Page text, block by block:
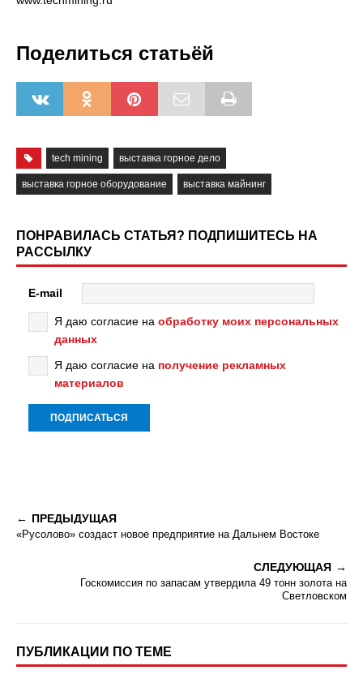
Поделиться статьёй
tech mining выставка горное дело
выставка горное оборудование выставка майнинг
ПОНРАВИЛАСЬ СТАТЬЯ? ПОДПИШИТЕСЬ НА
РАССЫЛКУ
E-mail
Я даю согласие на обработку моих персональных
данных
Я даю согласие на получение рекламных
материалов
ПРЕДЫДУЩАЯ
«Русолово» создаст новое предприятие на Дальнем Востоке
СЛЕДУЮЩАЯ
Госкомиссия по запасам утвердила 49 тонн золота на
Светловском
ПУБЛИКАЦИИ ПО ТЕМЕ